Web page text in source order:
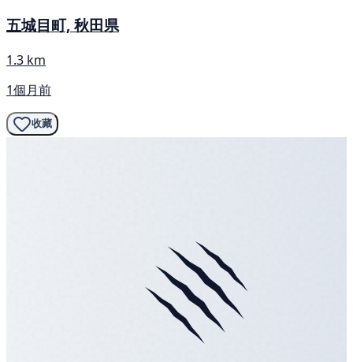
五城目町, 秋田県
1.3 km
1個月前
收藏